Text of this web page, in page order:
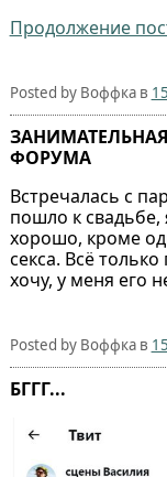
Продолжение
Posted by Воффка в
ФОРУМА
Встречалась с
пошло к свадьбе,
хорошо, кроме
секса. Всё
хочу, у меня его
Posted by Воффка в
БГГГ...